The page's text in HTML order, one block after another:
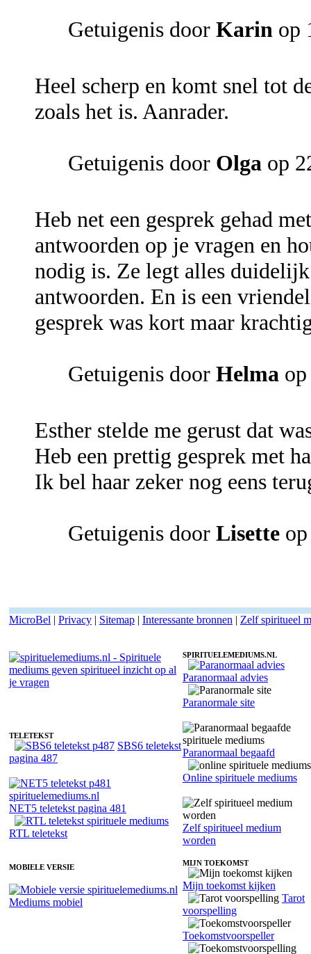
Getuigenis door Karin op
Heel scherp en komt snel tot
zoals het is. Aanrader.
Getuigenis door Olga op
Heb net een gesprek gehad
antwoorden op je vragen en
nodig is. Ze legt alles
antwoorden. En is een
gesprek was kort maar
Getuigenis door Helma
Esther stelde me gerust dat
Heb een prettig gesprek met
Ik bel haar zeker nog eens
Getuigenis door Lisette
MicroBel | Privacy | Sitemap | Interessante bronnen | Zelf spiritueel
TELETEKST
SBS6 teletekst
pagina 487
NET5 teletekst pagina 481
RTL teletekst
MOBIELE VERSIE
Mediums mobiel
SPIRITUELEMEDIUMS.NL
Paranormaal advies
Paranormale site
Paranormaal begaafd
Online spirituele mediums
Zelf spiritueel medium
worden
MIJN TOEKOMST
Mijn toekomst kijken
Tarot
voorspelling
Toekomstvoorspeller